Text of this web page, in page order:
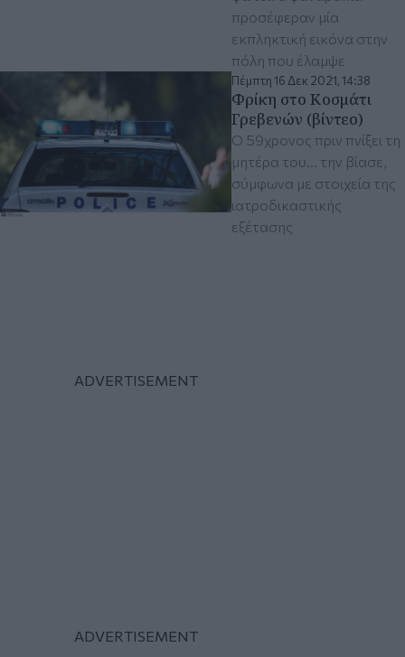
προσέφεραν μία
εκπληκτική εικόνα στην
πόλη που έλαμψε
Πέμπτη 16 Δεκ 2021, 14:38
Φρίκη στο Κοσμάτι
Γρεβενών (βίντεο)
Ο 59χρονος πριν πνίξει τη
μητέρα του... την βίασε,
σύμφωνα με στοιχεία της
ιατροδικαστικής
εξέτασης